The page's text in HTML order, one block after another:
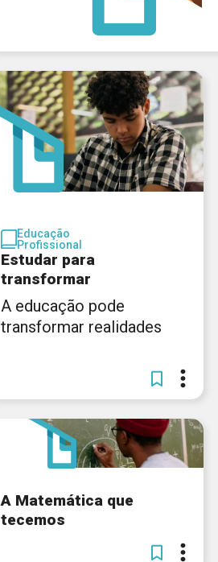
Educação
Profissional
Estudar para
transformar
A educação pode
transformar realidades
A Matemática que
tecemos